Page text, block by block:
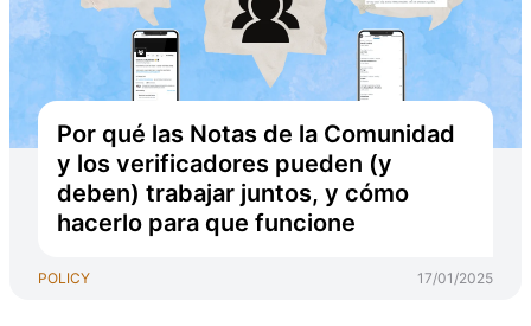
Por qué las Notas de la Comunidad
y los verificadores pueden (y
deben) trabajar juntos, y cómo
hacerlo para que funcione
POLICY 17/01/2025